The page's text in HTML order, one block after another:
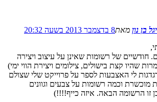
בן נון מאת8 בדצמבר 2013 בשעה 20:32
חודשיים של רשומות שאינן על עיצוב ויצירה
שהיו קצת בישולים, צילומים ויצירת הווי ימי)
לי האצבעות לספר על פרוייקט שלי שצולם
מוכשרת וכמה רשומות על צבעים וגוונים
זו הרשומה הבאה. איזה כייף!!!!)